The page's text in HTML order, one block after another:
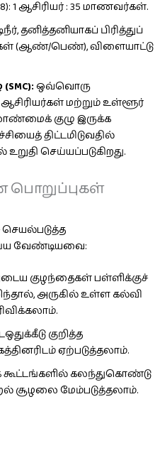
1 ஆசிரியர் : 35 மாணவர்கள்.
தனித்தனியாகப் பிரித்துப்
(ஆண்/பெண்), விளையாட்டு
ஒவ்வொரு
மற்றும் உள்ளூர்
குழு இருக்க
திட்டமிடுவதில்
செய்யப்படுகிறது.
பொறுப்புகள்
வேண்டியவை:
குழந்தைகள் பள்ளிக்குச்
அருகில் உள்ள கல்வி
குறித்த
ஏற்படுத்தலாம்.
கலந்துகொண்டு
சூழலை மேம்படுத்தலாம்.